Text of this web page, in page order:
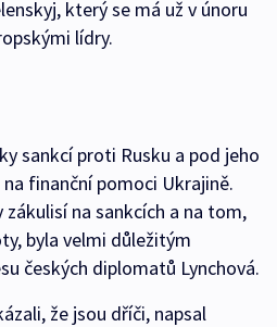
který se má už v únoru
lídry.
sankcí proti Rusku a pod jeho
finanční pomoci Ukrajině.
na sankcích a na tom,
byla velmi důležitým
českých diplomatů Lynchová.
že jsou dříči, napsal